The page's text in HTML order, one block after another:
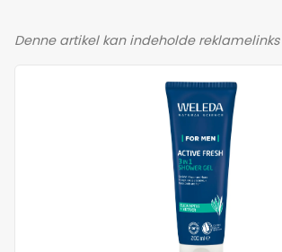
Denne artikel kan indeholde reklamelinks